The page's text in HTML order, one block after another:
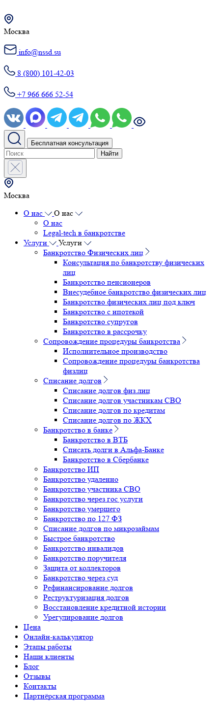
Москва
info@nssd.su
8 (800) 101-42-03
+7 966 666 52-54
Бесплатная консультация
Найти
Москва
О нас
О нас
О нас
Legal-tech в банкротстве
Услуги
Услуги
Банкротство Физических лиц
Консультация по банкротству физических
лиц
Банкротство пенсионеров
Внесудебное банкротство физических лиц
Банкротство физических лиц под ключ
Банкротство с ипотекой
Банкротство супругов
Банкротство в рассрочку
Сопровождение процедуры банкротства
Исполнительное производство
Сопровождение процедуры банкротства
физлиц
Списание долгов
Списание долгов физ.лиц
Списание долгов участникам СВО
Списание долгов по кредитам
Списание долгов по ЖКХ
Банкротство в банке
Банкротство в ВТБ
Списать долги в Альфа-Банке
Банкротство в Cбербанке
Банкротство ИП
Банкротство удаленно
Банкротство участника СВО
Банкротство через гос услуги
Банкротство умершего
Банкротство по 127 ФЗ
Списание долгов по микрозаймам
Быстрое банкротство
Банкротство инвалидов
Банкротство поручителя
Защита от коллекторов
Банкротство через суд
Рефинансирование долгов
Реструктуризация долгов
Восстановление кредитной истории
Урегулирование долгов
Цена
Онлайн-калькулятор
Этапы работы
Наши клиенты
Блог
Отзывы
Контакты
Партнёрская программа